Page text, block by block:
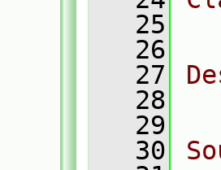
   25
   26
   27
   28
   29
   30